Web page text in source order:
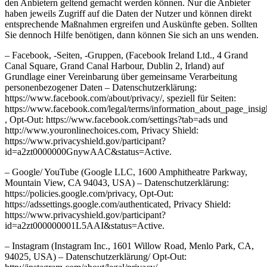
den Anbietern geltend gemacht werden können. Nur die Anbieter
haben jeweils Zugriff auf die Daten der Nutzer und können direkt
entsprechende Maßnahmen ergreifen und Auskünfte geben. Sollten
Sie dennoch Hilfe benötigen, dann können Sie sich an uns wenden.
– Facebook, ‑Seiten, ‑Gruppen, (Facebook Ireland Ltd., 4 Grand
Canal Square, Grand Canal Harbour, Dublin 2, Irland) auf
Grundlage einer Vereinbarung über gemeinsame Verarbeitung
personenbezogener Daten – Datenschutzerklärung:
https://www.facebook.com/about/privacy/, speziell für Seiten:
https://www.facebook.com/legal/terms/
, Opt-Out: https://www.facebook.com/settings?tab=ads und
http://www.youronlinechoices.com, Privacy Shield:
https://www.privacyshield.gov/participant?
id=a2zt0000000GnywAAC&status=Active.
– Google/ YouTube (Google LLC, 1600 Amphitheatre Parkway,
Mountain View, CA 94043, USA) – Datenschutzerklärung:
https://policies.google.com/privacy, Opt-Out:
https://adssettings.google.com/authenticated, Privacy Shield:
https://www.privacyshield.gov/participant?
id=a2zt000000001L5AAI&status=Active.
– Instagram (Instagram Inc., 1601 Willow Road, Menlo Park, CA,
94025, USA) – Datenschutzerklärung/ Opt-Out: